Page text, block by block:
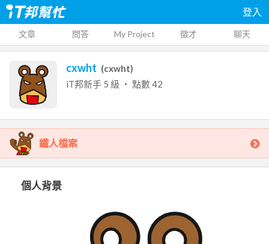
登入
文章 問答 My Project 徵才 聊天
cxwht (cxwht)
iT邦新手 5 級 ‧ 點數42
鐵人檔案
個人背景